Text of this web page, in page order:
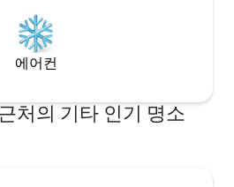
에어컨
처의 기타 인기 명소